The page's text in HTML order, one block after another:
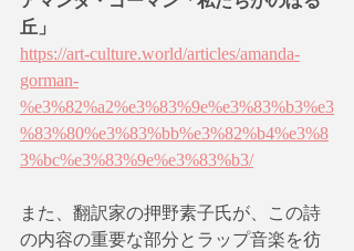
丘」
https://art-culture.world/articles/amanda-
gorman-
%e3%82%a2%e3%83%9e%e3%83%b3%e3
%83%80%e3%83%bb%e3%82%b4%e3%8
3%bc%e3%83%9e%e3%83%b3/
また、翻訳家の押野素子氏が、この詩
の内容の重要な部分とラップ音楽を彷